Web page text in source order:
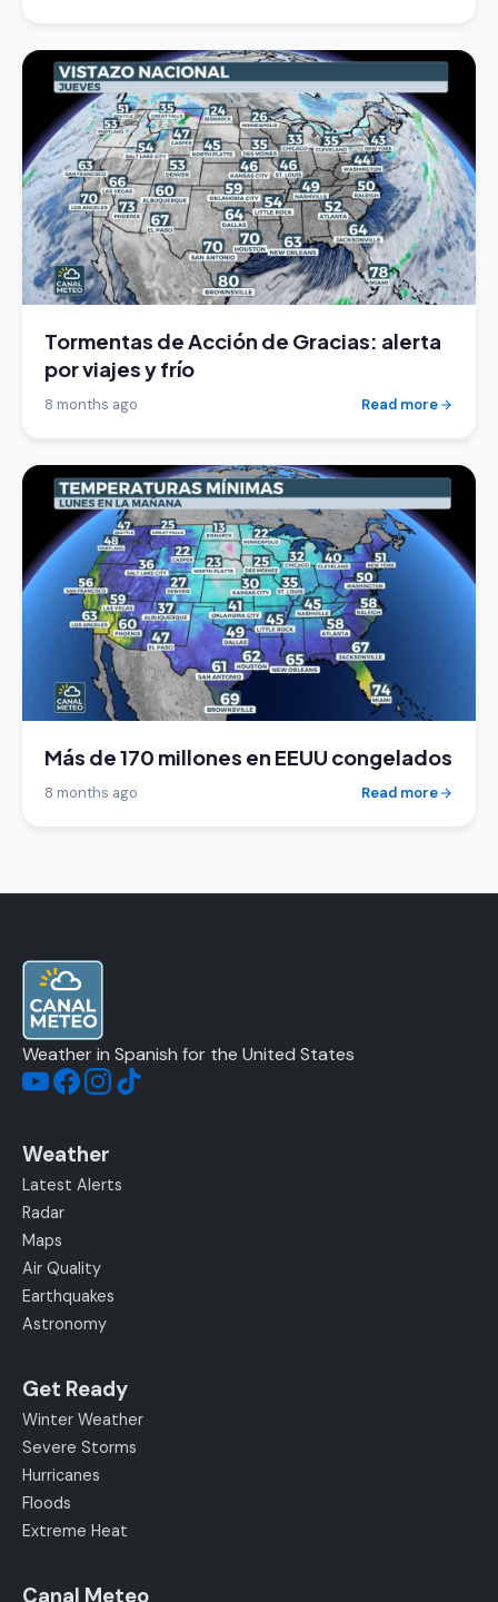
Tormentas de Acción de Gracias: alerta
por viajes y frío
8 months ago Read more
Más de 170 millones en EEUU congelados
8 months ago Read more
Weather in Spanish for the United States
Weather
Latest Alerts
Radar
Maps
Air Quality
Earthquakes
Astronomy
Get Ready
Winter Weather
Severe Storms
Hurricanes
Floods
Extreme Heat
Canal Meteo